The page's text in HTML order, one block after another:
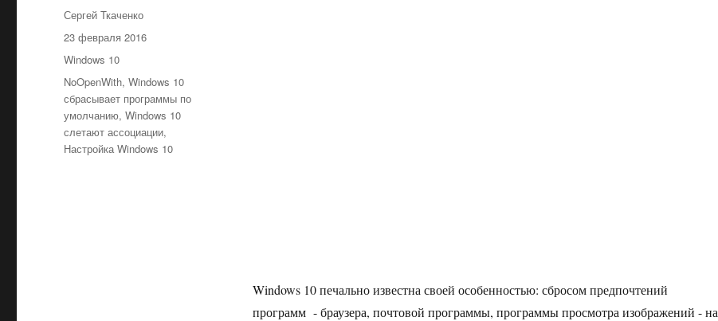
Windows 10 печально известна своей особенностью: сбросом предпочтений
программ - браузера, почтовой программы, программы просмотра изображений - на
Автор
Сергей Ткаченко
Опубликовано
23 февраля 2016
Рубрики
Windows 10
Метки
NoOpenWith,Windows 10
сбрасывает программы по
умолчанию,Windows 10
слетают ассоциации,
Настройка Windows 10